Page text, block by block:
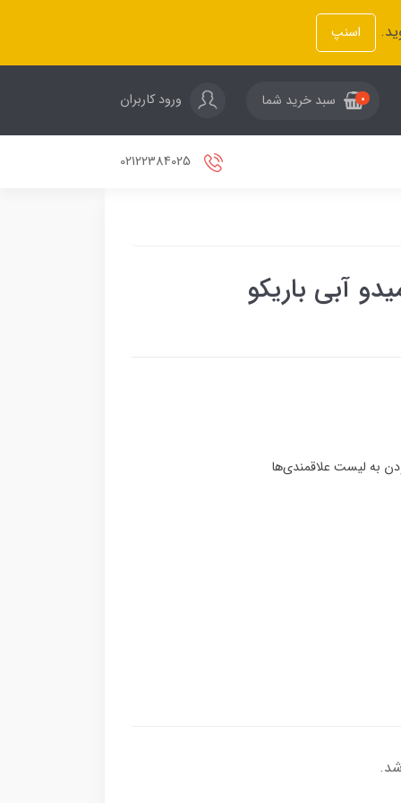
اسنپ
0 سبد خرید شما ورود کاربران
آبی باریکو